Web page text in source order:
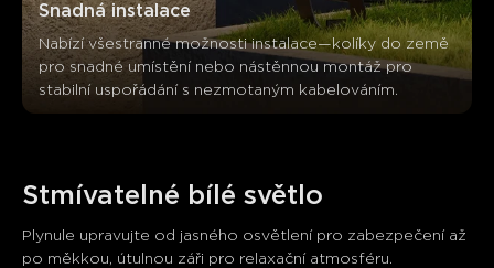
Snadná instalace
Nabízí všestranné možnosti instalace—kolíky do země
pro snadné umístění nebo nástěnnou montáž pro
stabilní uspořádání s nezmotaným kabelováním.
Stmívatelné bílé světlo
Plynule upravujte od jasného osvětlení pro zabezpečení až
po měkkou, útulnou záři pro relaxační atmosféru.